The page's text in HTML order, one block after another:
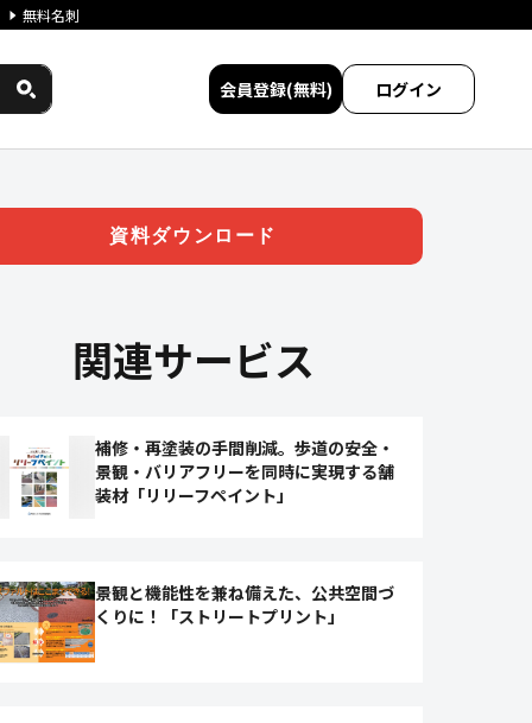
無料名刺
会員登録(無料) ログイン
資料ダウンロード
関連サービス
補修・再塗装の手間削減。歩道の安全・
景観・バリアフリーを同時に実現する舗
装材「リリーフペイント」
景観と機能性を兼ね備えた、公共空間づ
くりに！「ストリートプリント」